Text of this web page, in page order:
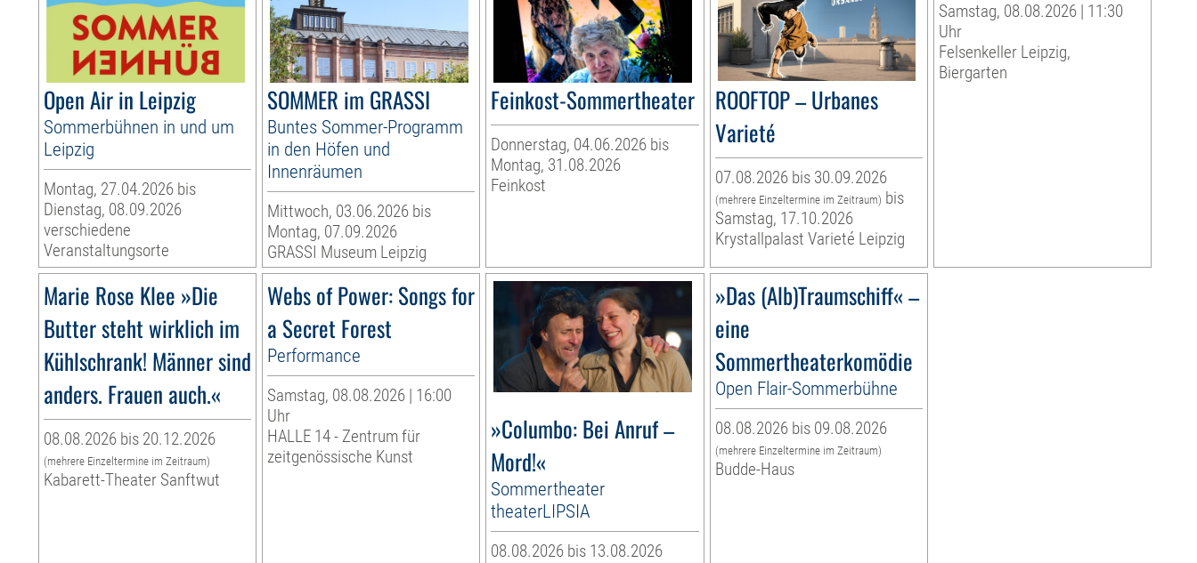
Open Air in Leipzig
Sommerbühnen in und um
Leipzig
Montag, 27.04.2026 bis
Dienstag, 08.09.2026
verschiedene
Veranstaltungsorte
SOMMER im GRASSI
Buntes Sommer-Programm
in den Höfen und
Innenräumen
Mittwoch, 03.06.2026 bis
Montag, 07.09.2026
GRASSI Museum Leipzig
Feinkost-Sommertheater
Donnerstag, 04.06.2026 bis
Montag, 31.08.2026
Feinkost
ROOFTOP – Urbanes
Varieté
07.08.2026 bis 30.09.2026
(mehrere Einzeltermine im Zeitraum) bis
Samstag, 17.10.2026
Krystallpalast Varieté Leipzig
Samstag, 08.08.2026 | 11:30
Uhr
Felsenkeller Leipzig,
Biergarten
Marie Rose Klee »Die
Butter steht wirklich im
Kühlschrank! Männer sind
anders. Frauen auch.«
08.08.2026 bis 20.12.2026
(mehrere Einzeltermine im Zeitraum)
Kabarett-Theater Sanftwut
Webs of Power: Songs for
a Secret Forest
Performance
Samstag, 08.08.2026 | 16:00
Uhr
HALLE 14 - Zentrum für
zeitgenössische Kunst
»Columbo: Bei Anruf –
Mord!«
Sommertheater
theaterLIPSIA
08.08.2026 bis 13.08.2026
»Das (Alb)Traumschiff« –
eine
Sommertheaterkomödie
Open Flair-Sommerbühne
08.08.2026 bis 09.08.2026
(mehrere Einzeltermine im Zeitraum)
Budde-Haus